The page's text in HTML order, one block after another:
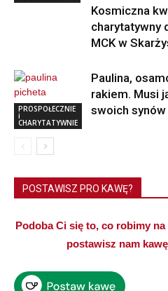
Kosmiczna
charytatywny
MCK w
PROSPOŁECZNIE
i
CHARYTATYWNIE
Paulina,
rakiem. Musi
swoich synów
POSTAWISZ PRO KAWĘ?
Podoba Ci się to, co robimy
postawisz nam